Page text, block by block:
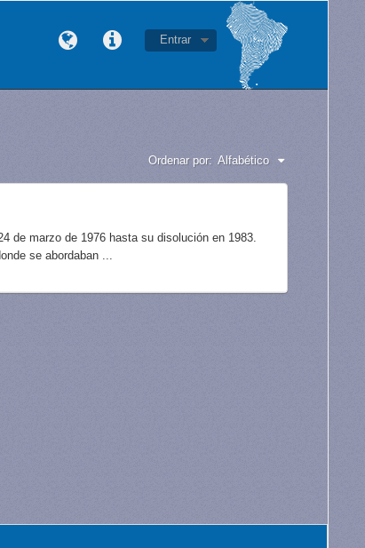
Entrar
Ordenar por: Alfabético
de marzo de 1976 hasta su disolución en 1983.
se abordaban ...